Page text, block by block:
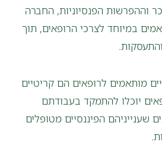
השכר וההפרשות הפנסיוניות, החברה
במיוחד לצרכי הרופאים, תוך
מותאמים לרופאים הם קריטיים
יוכלו להתמקד בעבודתם
שענייניהם הפיננסיים מטופלים